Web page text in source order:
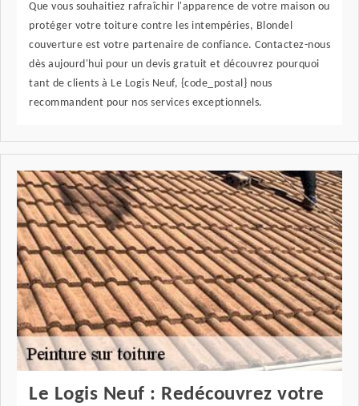
Que vous souhaitiez rafraîchir l'apparence de votre maison ou
protéger votre toiture contre les intempéries, Blondel
couverture est votre partenaire de confiance. Contactez-nous
dès aujourd'hui pour un devis gratuit et découvrez pourquoi
tant de clients à Le Logis Neuf, {code_postal} nous
recommandent pour nos services exceptionnels.
Le Logis Neuf : Redécouvrez votre